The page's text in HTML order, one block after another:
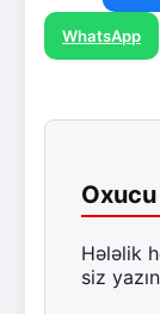
WhatsApp
Hələlik
siz